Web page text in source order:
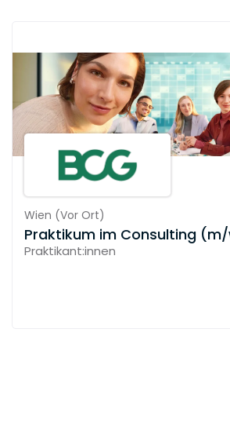
Wien (Vor Ort)
Praktikum im Consulting
Praktikant:innen